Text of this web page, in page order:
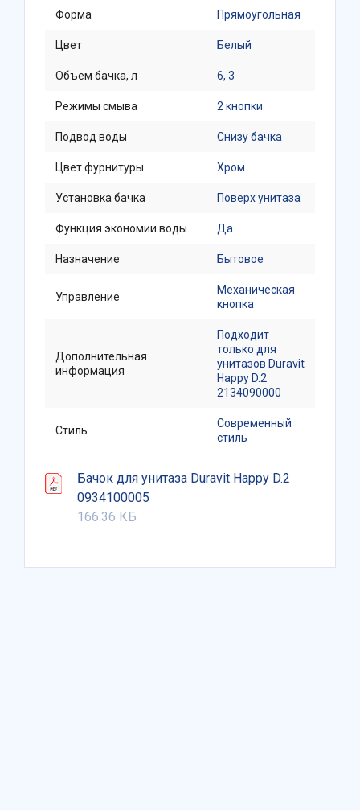
Форма Прямоугольная
Цвет Белый
Объем бачка, л 6, 3
Режимы смыва 2 кнопки
Подвод воды Снизу бачка
Цвет фурнитуры Хром
Установка бачка Поверх унитаза
Функция экономии воды Да
Назначение Бытовое
Управление
Механическая
кнопка
Дополнительная
информация
Подходит
только для
унитазов Duravit
Happy D.2
2134090000
Стиль
Современный
стиль
Бачок для унитаза Duravit Happy D.2
0934100005
166.36 КБ